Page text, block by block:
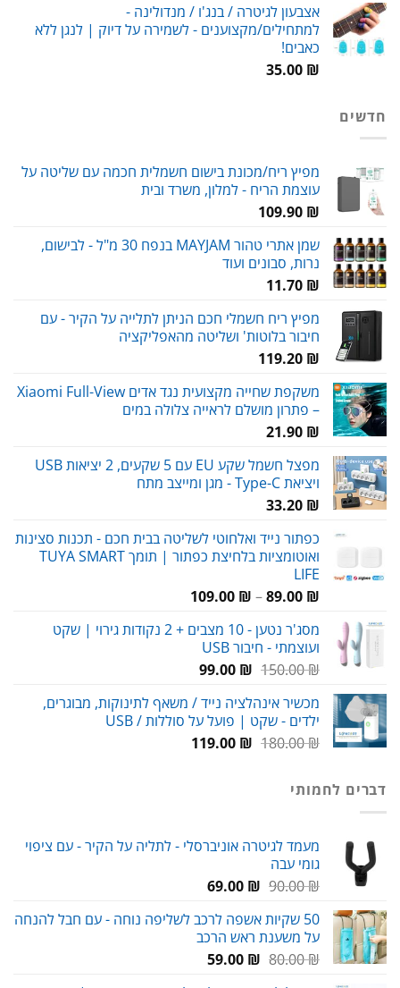
היה:
120.00 ₪.
הוא:
89.00 ₪.
אצבעון לגיטרה / בנג'ו / מנדולינה -
למתחילים/מקצוענים - לשמירה על דיוק | לנגן ללא
כאבים!
35.00 ₪
חדשים
מפיץ ריח/מכונת בישום חשמלית חכמה עם שליטה על
עוצמת הריח - למלון, משרד ובית
109.90 ₪
שמן אתרי טהור MAYJAM בנפח 30 מ"ל - לבישום,
נרות, סבונים ועוד
11.70 ₪
מפיץ ריח חשמלי חכם הניתן לתלייה על הקיר - עם
חיבור בלוטות' ושליטה מהאפליקציה
119.20 ₪
משקפת שחייה מקצועית נגד אדים Xiaomi Full-View
– פתרון מושלם לראייה צלולה במים
21.90 ₪
מפצל חשמל שקע EU עם 5 שקעים, 2 יציאות USB
ויציאת Type-C - מגן ומייצב מתח
33.20 ₪
כפתור נייד ואלחוטי לשליטה בבית חכם - תכנות סצינות
ואוטומציות בלחיצת כפתור | תומך TUYA SMART
LIFE
89.00 ₪
–
109.00 ₪
מסג'ר נטען - 10 מצבים + 2 נקודות גירוי | שקט
ועוצמתי - חיבור USB
150.00₪
המחיר
היה:
150.00 ₪.
99.00 ₪
המחיר
הוא:
99.00 ₪.
מכשיר אינהלציה נייד / משאף לתינוקות, מבוגרים,
ילדים - שקט | פועל על סוללות / USB
180.00₪
המחיר119.00 ₪
המחיר
דברים לחמותי
מעמד לגיטרה אוניברסלי - לתליה על הקיר - עם ציפוי
גומי עבה
90.00₪
המחיר
היה:
90.00 ₪.
69.00 ₪
המחיר
הוא:
69.00 ₪.
50 שקיות אשפה לרכב לשליפה נוחה - עם חבל להנחה
על משענת ראש הרכב
80.00₪
המחיר59.00 ₪
המחיר